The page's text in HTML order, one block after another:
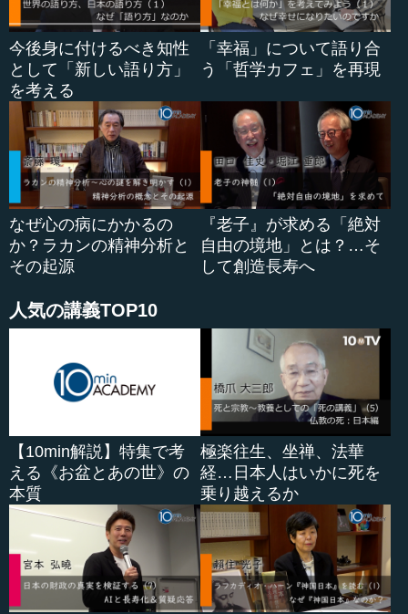
今後身に付けるべき知性
として「新しい語り方」
を考える
「幸福」について語り合
う「哲学カフェ」を再現
なぜ心の病にかかるの
か？ラカンの精神分析と
その起源
『老子』が求める「絶対
自由の境地」とは？…そ
して創造長寿へ
人気の講義TOP10
【10min解説】特集で考
える《お盆とあの世》の
本質
極楽往生、坐禅、法華
経…日本人はいかに死を
乗り越えるか